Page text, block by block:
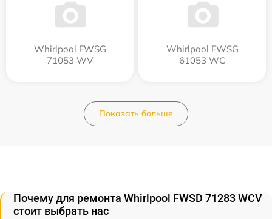
Whirlpool FWSG
71053 WV
Whirlpool FWSG
61053 WC
Показать больше
Почему для ремонта Whirlpool FWSD 71283 WCV
стоит выбрать нас